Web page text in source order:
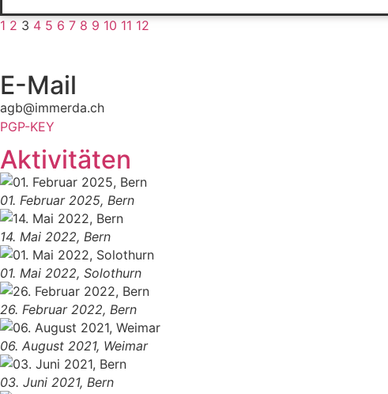
1 2 3 4 5 6 7 8 9 10 11 12
E-Mail
agb@immerda.ch
PGP-KEY
Aktivitäten
01. Februar 2025, Bern
14. Mai 2022, Bern
01. Mai 2022, Solothurn
26. Februar 2022, Bern
06. August 2021, Weimar
03. Juni 2021, Bern